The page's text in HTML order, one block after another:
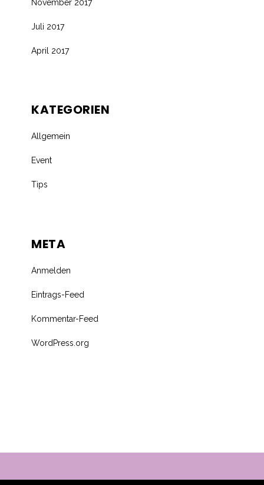
November 2017
Juli 2017
April 2017
KATEGORIEN
Allgemein
Event
Tips
META
Anmelden
Eintrags-Feed
Kommentar-Feed
WordPress.org